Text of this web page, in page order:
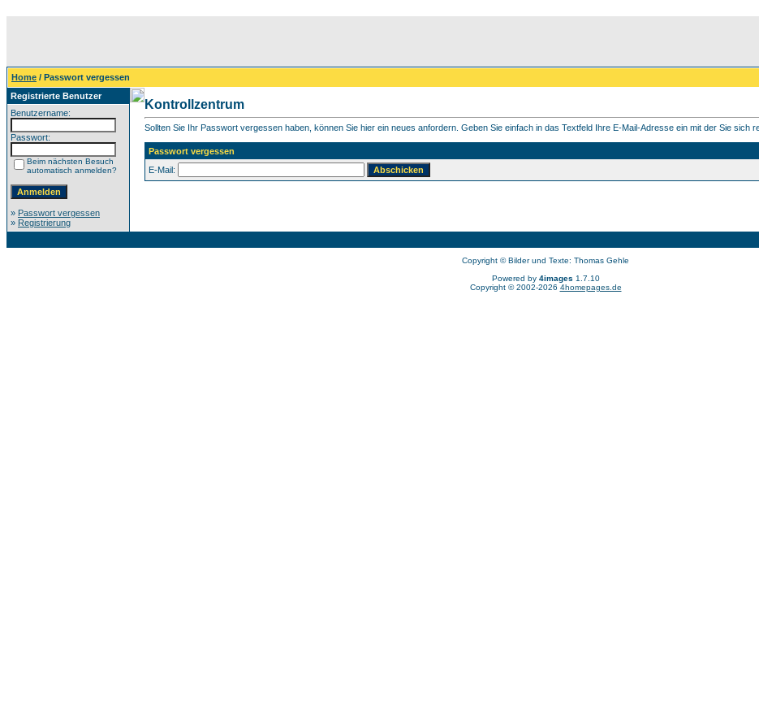
Home / Passwort vergessen
Registrierte Benutzer
Benutzername:
Passwort:
Beim nächsten Besuch
automatisch anmelden?
» Passwort vergessen
» Registrierung
Kontrollzentrum
Sollten Sie Ihr Passwort vergessen haben, können Sie hier ein neues anfordern. Geben Sie einfach in das Textfeld Ihre E-Mail-Adresse ein mit der Sie sich
Passwort vergessen
E-Mail:
Copyright © Bilder und Texte: Thomas Gehle
Powered by 4images 1.7.10
Copyright © 2002-2026 4homepages.de